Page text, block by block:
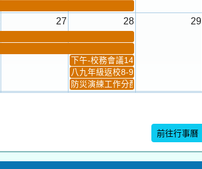
27 28 29
下午-校務會議14:00-16...
八九年級返校8-9
防災演練工作分配及...
班週
超額比序暨免試入學...
前往行事曆